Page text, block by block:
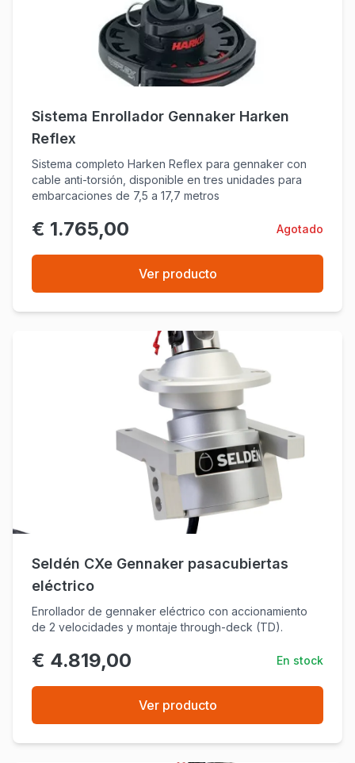
Sistema Enrollador Gennaker Harken
Reflex
Sistema completo Harken Reflex para gennaker con
cable anti-torsión, disponible en tres unidades para
embarcaciones de 7,5 a 17,7 metros
€ 1.765,00 Agotado
Ver producto
Seldén CXe Gennaker pasacubiertas
eléctrico
Enrollador de gennaker eléctrico con accionamiento
de 2 velocidades y montaje through-deck (TD).
€ 4.819,00 En stock
Ver producto